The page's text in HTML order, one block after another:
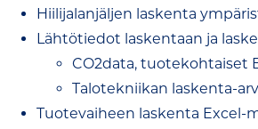
Hiilijalanjäljen laskenta
Lähtötiedot laskentaan ja
CO2data, tuotekohtaiset
Talotekniikan laskenta-
Tuotevaiheen laskenta Excel-